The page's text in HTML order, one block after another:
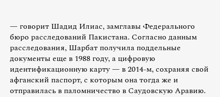
— говорит Шадид Илиас, замглавы Федерального
бюро расследований Пакистана. Согласно данным
расследования, Шарбат получила поддельные
документы еще в 1988 году, а цифровую
идентификационную карту — в 2014-м, сохраняя свой
афганский паспорт, с которым она тогда же и
отправилась в паломничество в Саудовскую Аравию.